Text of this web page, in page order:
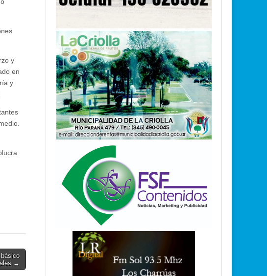
y
en
y
→